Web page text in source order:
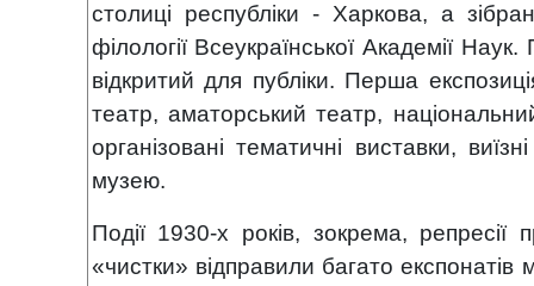
столиці республіки - Харкова, а
філології Всеукраїнської Академії
відкритий для публіки. Перша
театр, аматорський театр,
організовані тематичні виставки,
музею.
Події 1930-х років, зокрема, репресії
«чистки» відправили багато